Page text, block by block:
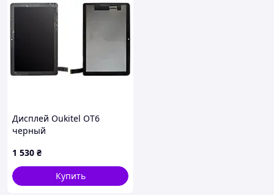
Дисплей Oukitel OT6
черный
1 530 ₴
Купить